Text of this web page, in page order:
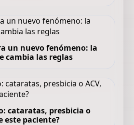
un nuevo fenómeno: la
cambia las reglas
cataratas, presbicia o
este paciente?